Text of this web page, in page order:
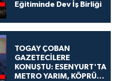
Eğitiminde Dev İş Birliği
TOGAY ÇOBAN
GAZETECİLERE
KONUŞTU: ESENYURT'TA
METRO YARIM, KÖPRÜ